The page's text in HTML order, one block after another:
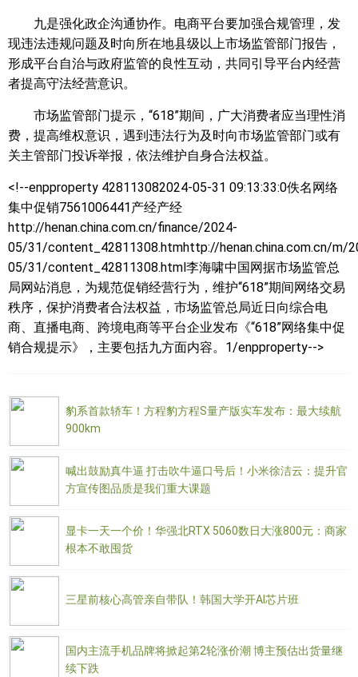
九是强化政企沟通协作。电商平台要加强合规管理，发
现违法违规问题及时向所在地县级以上市场监管部门报告，
形成平台自治与政府监管的良性互动，共同引导平台内经营
者提高守法经营意识。
市场监管部门提示，“618”期间，广大消费者应当理性消
费，提高维权意识，遇到违法行为及时向市场监管部门或有
关主管部门投诉举报，依法维护自身合法权益。
<!--enpproperty 428113082024-05-31 09:13:33:0佚名网络
集中促销7561006441产经产经
http://henan.china.com.cn/finance/2024-
05/31/content_42811308.htmhttp://henan.china.com.cn/m/
05/31/content_42811308.html李海啸中国网据市场监管总
局网站消息，为规范促销经营行为，维护“618”期间网络交易
秩序，保护消费者合法权益，市场监管总局近日向综合电
商、直播电商、跨境电商等平台企业发布《“618”网络集中促
销合规提示》，主要包括九方面内容。1/enpproperty-->
豹系首款轿车！方程豹方程S量产版实车发布：最大续航
900km
喊出鼓励真牛逼 打击吹牛逼口号后！小米徐洁云：提升官
方宣传图品质是我们重大课题
显卡一天一个价！华强北RTX 5060数日大涨800元：商家
根本不敢囤货
三星前核心高管亲自带队！韩国大学开AI芯片班
国内主流手机品牌将掀起第2轮涨价潮 博主预估出货量继
续下跌